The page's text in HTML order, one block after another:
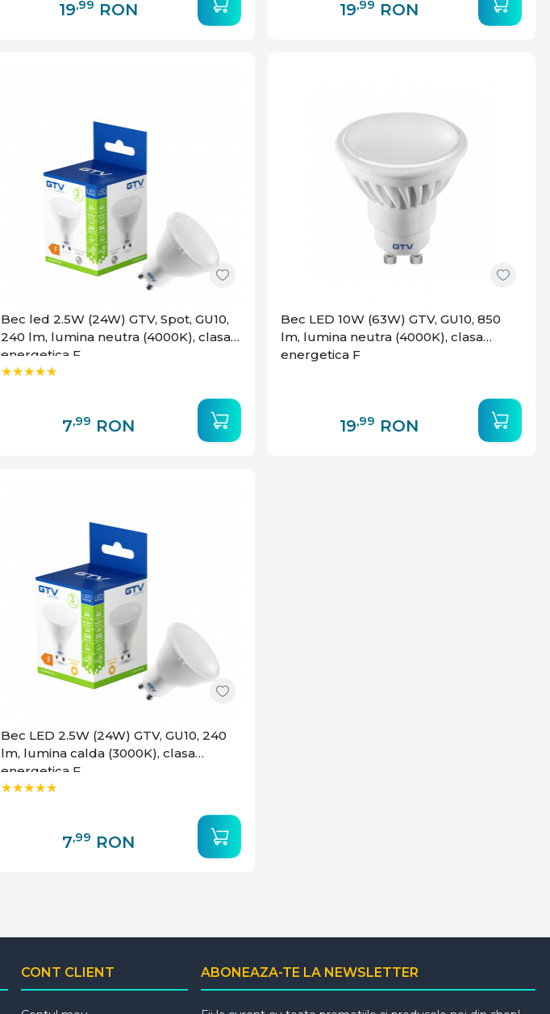
19,99 RON 19,99 RON
Bec led 2.5W (24W) GTV, Spot, GU10,
240 lm, lumina neutra (4000K), clasa
energetica F
7,99 RON
Bec LED 10W (63W) GTV, GU10, 850
lm, lumina neutra (4000K), clasa
energetica F
19,99 RON
Bec LED 2.5W (24W) GTV, GU10, 240
lm, lumina calda (3000K), clasa
energetica F
7,99 RON
CONT CLIENT ABONEAZA-TE LA NEWSLETTER